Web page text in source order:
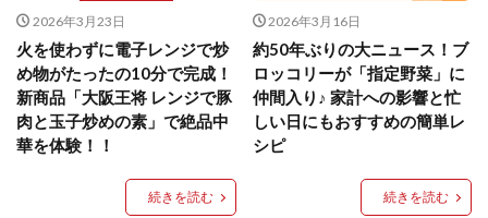
2026年3月23日
火を使わずに電子レンジで炒
め物がたったの10分で完成！
新商品「大阪王将 レンジで豚
肉と玉子炒めの素」で絶品中
華を体験！！
続きを読む
2026年3月16日
約50年ぶりの大ニュース！ブ
ロッコリーが「指定野菜」に
仲間入り♪ 家計への影響と忙
しい日にもおすすめの簡単レ
シピ
続きを読む
大阪王将 背徳のバターすぎるぎょうざ
天津飯
宇都宮
宮崎辛麺 宮崎餃子
小籠包と飲みたい
昇華
居酒屋 弁当 担々麺
揚げ餃子
新商品
旨辛 生産者 硬くなる
外食事業
食の安全
鍋
関西万博 餃子
辛
餃子と食べたい
餃子と飲みたい
麺